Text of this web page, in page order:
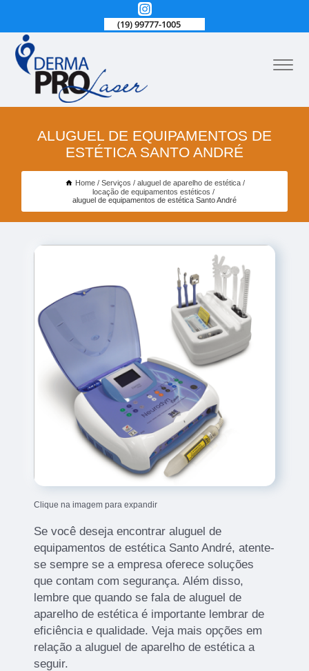
(19) 99777-1005
ALUGUEL DE EQUIPAMENTOS DE
ESTÉTICA SANTO ANDRÉ
Home Serviços
aluguel de aparelho de estética
locação de equipamentos estéticos
aluguel de equipamentos de estética Santo André
Clique na imagem para expandir
Se você deseja encontrar aluguel de
equipamentos de estética Santo André, atente-
se sempre se a empresa oferece soluções
que contam com segurança. Além disso,
lembre que quando se fala de aluguel de
aparelho de estética é importante lembrar de
eficiência e qualidade. Veja mais opções em
relação a aluguel de aparelho de estética a
seguir.